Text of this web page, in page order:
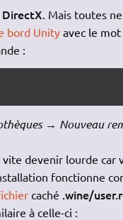
DirectX . Mais toutes
bord Unityavec le mot
:
→ Nouveau
devenir lourde car
fonctionne
caché .wine/
à celle-ci :